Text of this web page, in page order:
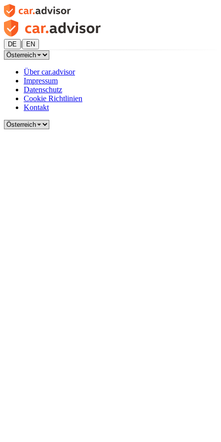
DE | EN
Über car.advisor
Impressum
Datenschutz
Cookie Richtlinien
Kontakt